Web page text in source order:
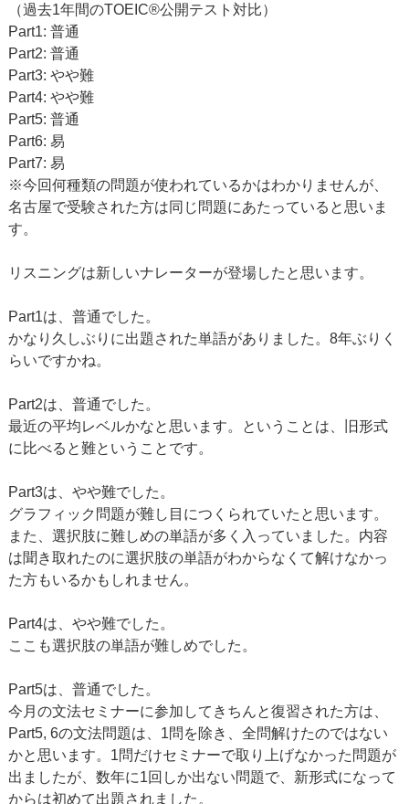
（過去1年間のTOEIC®公開テスト対比）
Part1: 普通
Part2: 普通
Part3: やや難
Part4: やや難
Part5: 普通
Part6: 易
Part7: 易
※今回何種類の問題が使われているかはわかりませんが、
名古屋で受験された方は同じ問題にあたっていると思いま
す。
リスニングは新しいナレーターが登場したと思います。
Part1は、普通でした。
かなり久しぶりに出題された単語がありました。8年ぶりく
らいですかね。
Part2は、普通でした。
最近の平均レベルかなと思います。ということは、旧形式
に比べると難ということです。
Part3は、やや難でした。
グラフィック問題が難し目につくられていたと思います。
また、選択肢に難しめの単語が多く入っていました。内容
は聞き取れたのに選択肢の単語がわからなくて解けなかっ
た方もいるかもしれません。
Part4は、やや難でした。
ここも選択肢の単語が難しめでした。
Part5は、普通でした。
今月の文法セミナーに参加してきちんと復習された方は、
Part5, 6の文法問題は、1問を除き、全問解けたのではない
かと思います。1問だけセミナーで取り上げなかった問題が
出ましたが、数年に1回しか出ない問題で、新形式になって
からは初めて出題されました。